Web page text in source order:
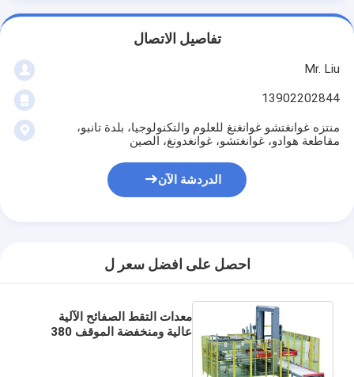
ضبط الجودة
اتصل بنا
الدردشة الآن
آلة تعليب أوتوماتيكية
معدات تصفية الأنفاق
تفاصيل الاتصال
Mr. Liu
13902202844
منتزه غوانغتشو غوانغنغ للعلوم والتكنولوجيا، بلدة تانبو،
مقاطعة هوادو، غوانغتشو، غوانغدونغ، الصين
الدردشة الآن
احصل على افضل سعر ل
معدات التقط الصفائح الآلية
عالية ومنخفضة الموقف 380